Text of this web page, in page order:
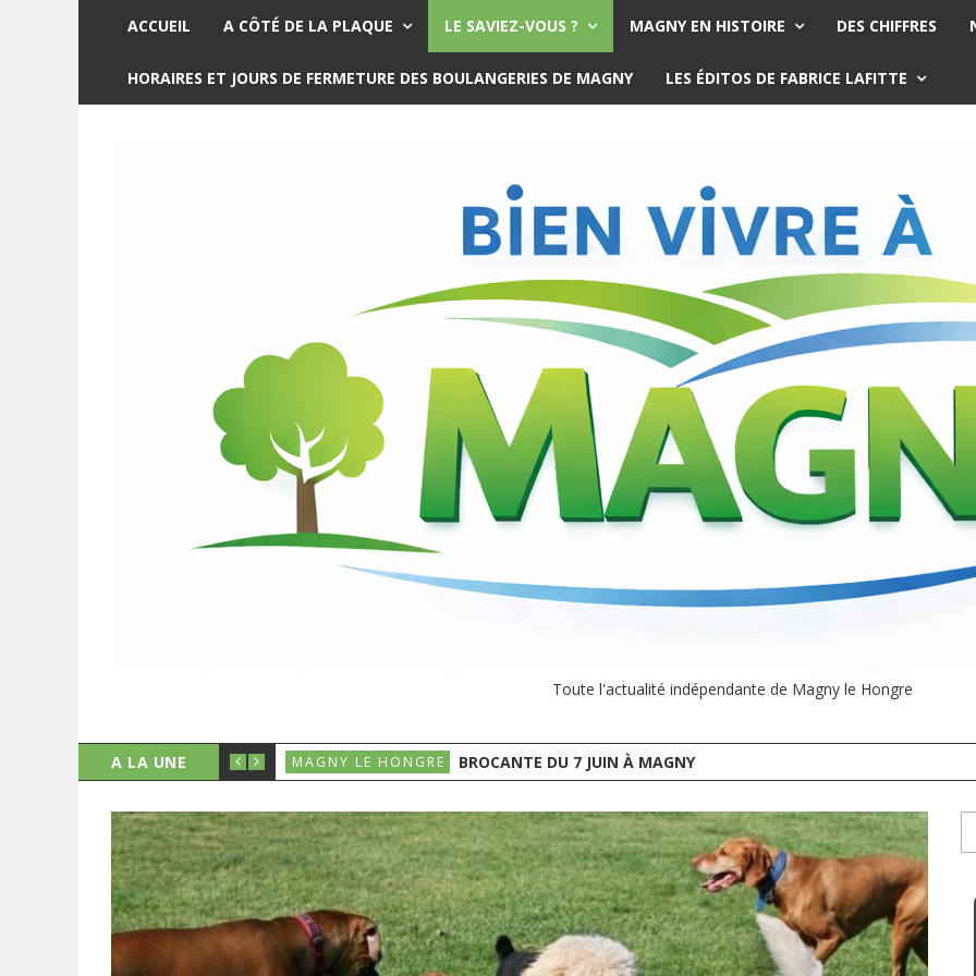
ACCUEIL A CÔTÉ DE LA PLAQUE LE SAVIEZ-VOUS ? MAGNY EN HISTOIRE DES CHIFFRES
HORAIRES ET JOURS DE FERMETURE DES BOULANGERIES DE MAGNY LES ÉDITOS DE FABRICE LAFITTE
Toute l'actualité indépendante de Magny le Hongre
A LA UNE MAGNY LE HONGRE BROCANTE DU 7 JUIN À MAGNY